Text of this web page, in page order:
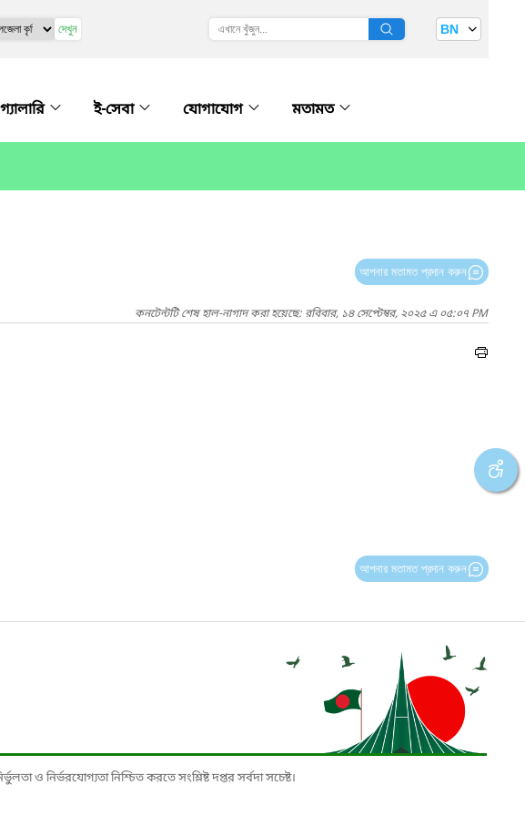
দেখুন BN
গ্যালারি ই-সেবা যোগাযোগ মতামত
আপনার মতামত প্রদান করুন
কনটেন্টটি শেষ হাল-নাগাদ করা হয়েছে: রবিবার, ১৪ সেপ্টেম্বর, ২০২৫ এ ০৫:০৭ PM
আপনার মতামত প্রদান করুন
ও নির্ভরযোগ্যতা নিশ্চিত করতে সংশ্লিষ্ট দপ্তর সর্বদা সচেষ্ট।